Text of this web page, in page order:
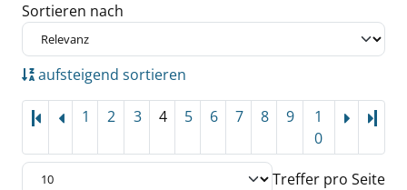
Zu den Suchfiltern springen
Sortieren nach
aufsteigend sortieren
1 2 3 4 5 6 7 8 9
1
0
Treffer pro Seite